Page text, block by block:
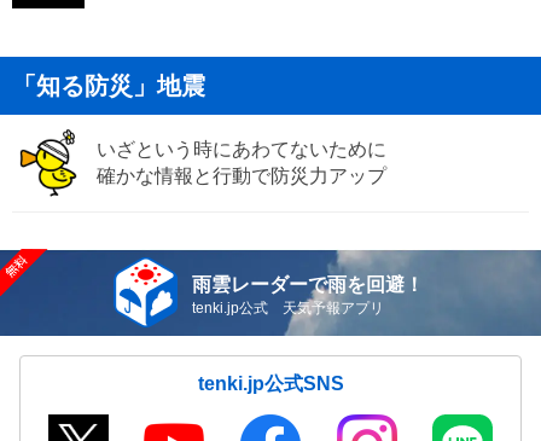
「知る防災」地震
いざという時にあわてないために
確かな情報と行動で防災力アップ
雨雲レーダーで雨を回避！
tenki.jp公式 天気予報アプリ
tenki.jp公式SNS